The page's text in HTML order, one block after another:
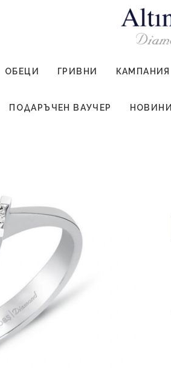
ОБЕЦИ ГРИВНИ КАМПАНИЯ
ПОДАРЪЧЕН ВАУЧЕР НОВИНИ